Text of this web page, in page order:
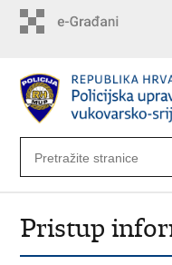
Pristup